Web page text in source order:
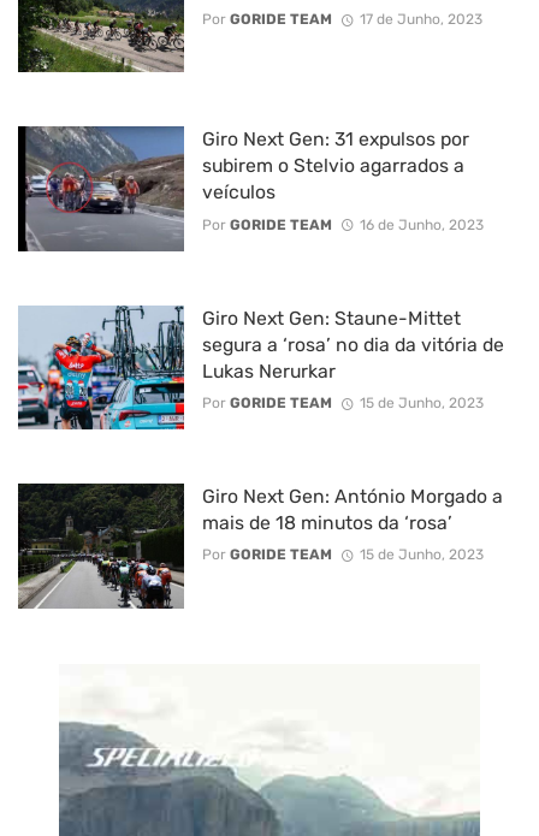
Por GORIDE TEAM 17 de Junho, 2023
Giro Next Gen: 31 expulsos por
subirem o Stelvio agarrados a
veículos
Por GORIDE TEAM 16 de Junho, 2023
Giro Next Gen: Staune-Mittet
segura a ‘rosa’ no dia da vitória de
Lukas Nerurkar
Por GORIDE TEAM 15 de Junho, 2023
Giro Next Gen: António Morgado a
mais de 18 minutos da ‘rosa’
Por GORIDE TEAM 15 de Junho, 2023